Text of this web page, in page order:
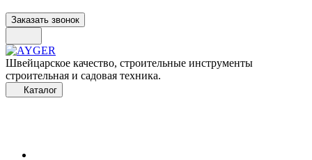
Заказать звонок
Швейцарское качество, строительные инструменты
строительная и садовая техника.
Каталог